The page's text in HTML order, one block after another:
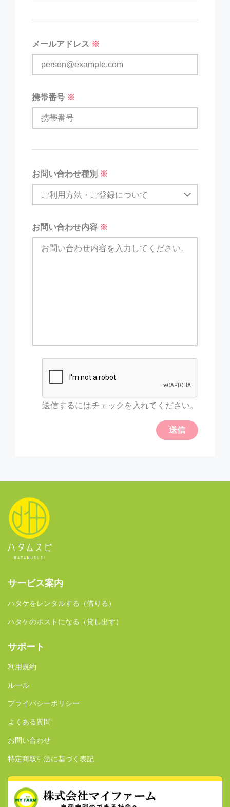
メールアドレス ※
携帯番号 ※
お問い合わせ種別 ※
お問い合わせ内容 ※
送信するにはチェックを入れてください。
送信
サービス案内
ハタケをレンタルする（借りる）
ハタケのホストになる（貸し出す）
サポート
利用規約
ルール
プライバシーポリシー
よくある質問
お問い合わせ
特定商取引法に基づく表記